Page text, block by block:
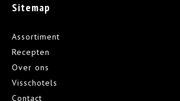
Sitemap
Assortiment
Recepten
Over ons
Visschotels
Contact